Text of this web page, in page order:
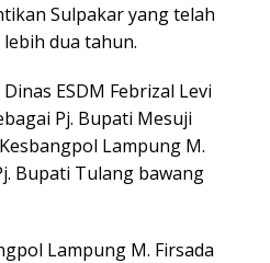
Sulpakar yang telah
dua tahun.
ESDM Febrizal Levi
Pj. Bupati Mesuji
Lampung M.
Bupati Tulang bawang
Lampung M. Firsada